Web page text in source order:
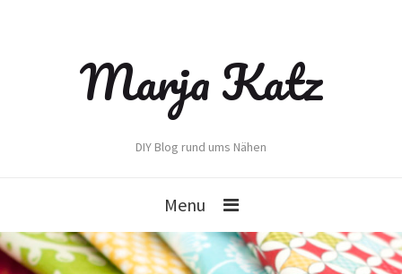
Marja Katz
DIY Blog rund ums Nähen
Menu